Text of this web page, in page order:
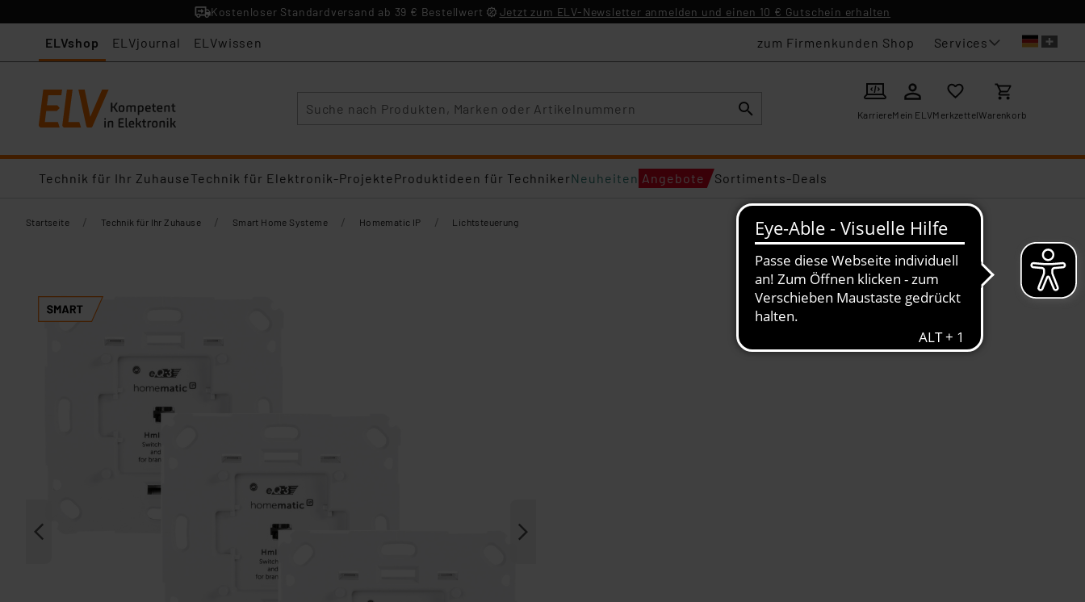
Kostenloser Standardversand ab 39 € Bestellwert Jetzt zum ELV-Newsletter anmelden und einen 10 € Gutschein erhalten
ELVshop ELVjournal ELVwissen zum Firmenkunden Shop Services
KarriereMein ELVMerkzettelWarenkorb
Technik für Ihr ZuhauseTechnik für Elektronik-ProjekteProduktideen für TechnikerNeuheiten Angebote Sortiments-Deals
Startseite / Technik für Ihr Zuhause / Smart Home Systeme / Homematic IP / Lichtsteuerung